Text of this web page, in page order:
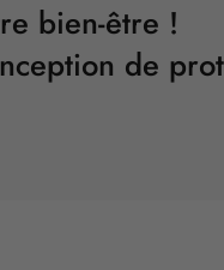
bien-être !
de